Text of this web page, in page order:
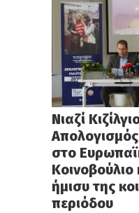
Νιαζί
στο
ήμισυ της
περιόδου